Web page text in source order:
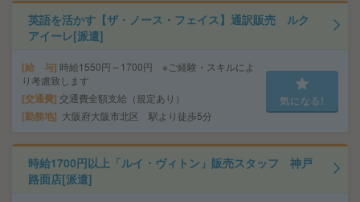
英語を活かす【ザ・ノース・フェイス】通訳販売 ルク
アイーレ[派遣]
給 与 時給1550円～1700円 ※ご経験・スキルによ
り考慮致します
交通費 交通費全額支給（規定あり）
勤務地 大阪府大阪市北区 駅より徒歩5分
気になる!
時給1700円以上「ルイ・ヴィトン」販売スタッフ 神戸
路面店[派遣]